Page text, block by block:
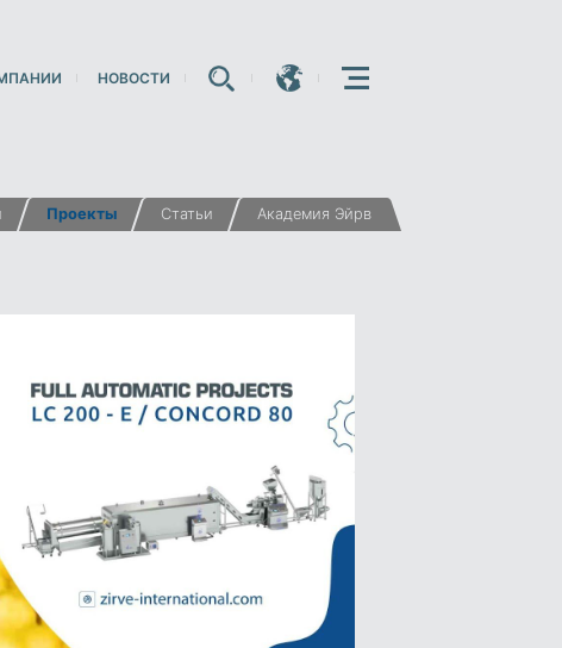
НОВОСТИ E E E
Проекты Cтатьи Академия Эйрв